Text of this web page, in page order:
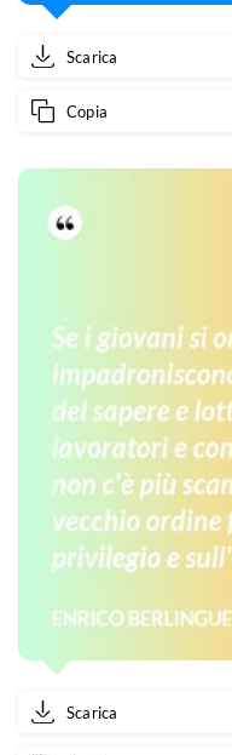
Scarica
Copia
Scarica